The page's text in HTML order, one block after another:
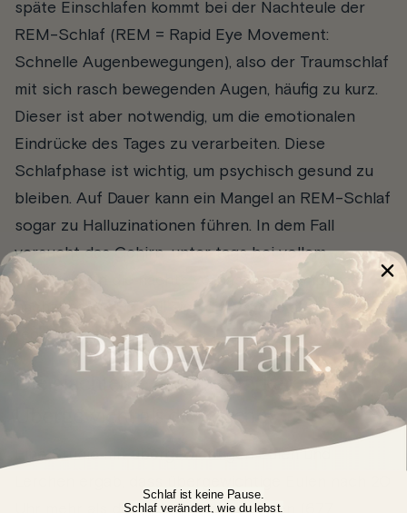
späte Einschlafen kommt bei der Nachteule der
REM-Schlaf (REM = Rapid Eye Movement:
Schnelle Augenbewegungen), also der Traumschlaf
mit sich rasch bewegenden Augen, häufig zu kurz.
Dieser ist aber notwendig, um die emotionalen
Eindrücke des Tages zu verarbeiten. Diese
Schlafphase ist wichtig, um psychisch gesund zu
bleiben. Auf Dauer kann ein Mangel an REM-Schlaf
sogar zu Halluzinationen führen. In dem Fall
versucht das Gehirn, unter tags bei vollem
Bewusstsein die nachts verpasste Traumphase
nachzuholen. So soll sich die Psyche auf diese Art
regenerieren.
Die Nachteule neigt zu stärkerem
Übergewicht als die Lerche
Eine Studie mit übergewichtigen Eulen und
Uhr mehr als doppelt so viele Kalorien (677
Schlaf ist keine Pause.
Schlaf verändert, wie du lebst.